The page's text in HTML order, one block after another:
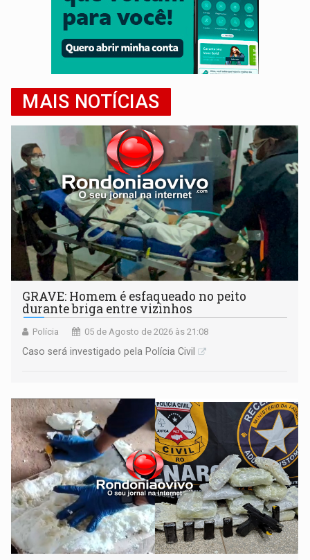
MAIS NOTÍCIAS
GRAVE: Homem é esfaqueado no peito
durante briga entre vizinhos
Polícia 05 de Agosto de 2026 às 21:08
Caso será investigado pela Polícia Civil